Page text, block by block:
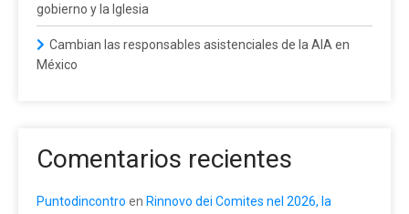
gobierno y la Iglesia
Cambian las responsables asistenciales de la AIA en
México
Comentarios recientes
Puntodincontro en Rinnovo dei Comites nel 2026, la